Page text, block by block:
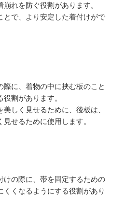
れを防ぐ役割があります。
とで、より安定した着付けがで
際に、着物の中に挟む板のこと
割があります。
しく見せるために、後板は、
せるために使用します。
けの際に、帯を固定するための
くくなるようにする役割があり